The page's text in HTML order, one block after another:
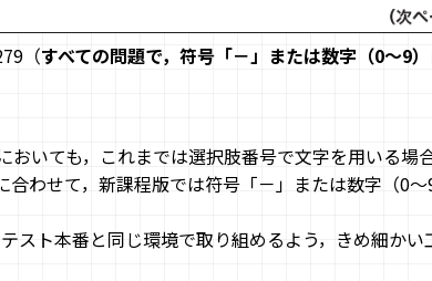
（すべての問題で，符号「－」または数字（0～9
いても，これまでは選択肢番号で文字を用いる場
わせて，新課程版では符号「－」または数字（0
スト本番と同じ環境で取り組めるよう，きめ細かい